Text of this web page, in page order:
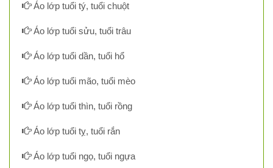
Áo lớp tuổi tý, tuổi chuột
Áo lớp tuổi sửu, tuổi trâu
Áo lớp tuổi dần, tuổi hổ
Áo lớp tuổi mão, tuổi mèo
Áo lớp tuổi thìn, tuổi rồng
Áo lớp tuổi tỵ, tuổi rắn
Áo lớp tuổi ngọ, tuổi ngựa